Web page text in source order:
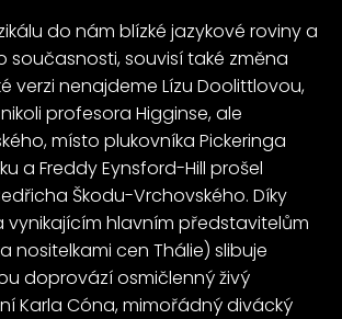
do nám blízké jazykové roviny a
současnosti, souvisí také změna
verzi nenajdeme Lízu Doolittlovou,
profesora Higginse, ale
místo plukovníka Pickeringa
a Freddy Eynsford-Hill prošel
Škodu-Vrchovského. Díky
vynikajícím hlavním představitelům
nositelkami cen Thálie) slibuje
doprovází osmičlenný živý
Karla Cóna, mimořádný divácký